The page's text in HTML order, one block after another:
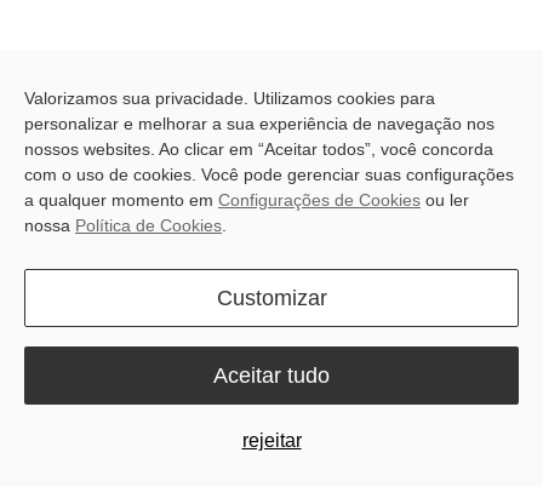
Produto
SN Number
Enquiry Type
Valorizamos sua privacidade. Utilizamos cookies para
personalizar e melhorar a sua experiência de navegação nos
nossos websites. Ao clicar em “Aceitar todos”, você concorda
com o uso de cookies. Você pode gerenciar suas configurações
a qualquer momento em Configurações de Cookies ou ler
nossa Política de Cookies
Customizar
rejeitar
Aceitar tudo